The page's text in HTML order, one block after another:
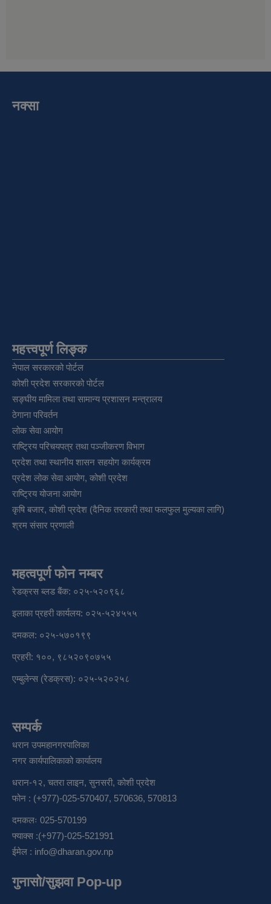
नक्सा
महत्त्वपूर्ण लिङ्क
नेपाल सरकारको पोर्टल
कोशी प्रदेश सरकारको पोर्टल
सङ्‍घीय मामिला तथा सामान्य प्रशासन मन्त्रालय
ठेगाना परिवर्तन
लोक सेवा आयोग
राष्ट्रिय परिचयपत्र तथा पञ्‍जीकरण विभाग
प्रदेश तथा स्थानीय शासन सहयोग कार्यक्रम
प्रदेश लोक सेवा आयोग, कोशी प्रदेश
राष्ट्रिय योजना आयोग
कृषि बजार, कोशी प्रदेश (दैनिक तरकारी तथा फलफुल मुल्यका लागि)
श्रम संसार प्रणाली
महत्वपूर्ण फोन नम्बर
रेडक्रस ब्लड बैंक: ०२५-५२०९६८
इलाका प्रहरी कार्यलय: ०२५-५२४५५५
दमकल: ०२५-५७०१९९
प्रहरी: १००, ९८५२०९०७५५
एम्बुलेन्स (रेडक्रस): ०२५-५२०२५८
सम्पर्क
धरान उपमहानगरपालिका
नगर कार्यपालिकाको कार्यालय
धरान-१२, चतरा लाइन, सुनसरी, कोशी प्रदेश
फोन : (+977)-025-570407, 570636, 570813
दमकलः 025-570199
फ्याक्स :(+977)-025-521991
ईमेल : info@dharan.gov.np
गुनासो/सुझवा Pop-up